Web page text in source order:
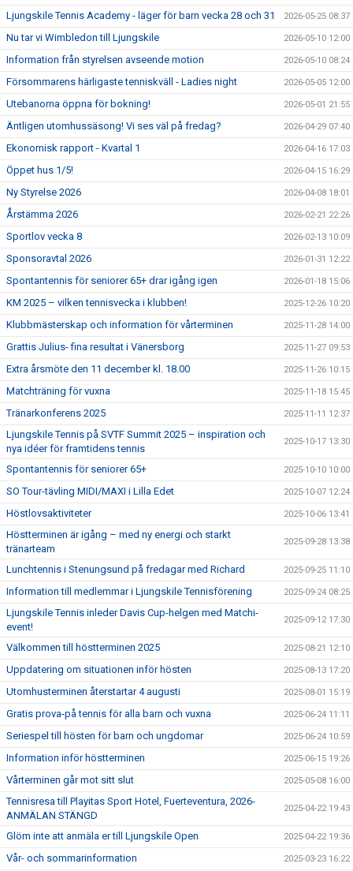
Ljungskile Tennis Academy - läger för barn vecka 28 och 31 2026-05-25 08:37
Nu tar vi Wimbledon till Ljungskile 2026-05-10 12:00
Information från styrelsen avseende motion 2026-05-10 08:24
Försommarens härligaste tenniskväll - Ladies night 2026-05-05 12:00
Utebanorna öppna för bokning! 2026-05-01 21:55
Äntligen utomhussäsong! Vi ses väl på fredag? 2026-04-29 07:40
Ekonomisk rapport - Kvartal 1 2026-04-16 17:03
Öppet hus 1/5! 2026-04-15 16:29
Ny Styrelse 2026 2026-04-08 18:01
Årstämma 2026 2026-02-21 22:26
Sportlov vecka 8 2026-02-13 10:09
Sponsoravtal 2026 2026-01-31 12:22
Spontantennis för seniorer 65+ drar igång igen 2026-01-18 15:06
KM 2025 – vilken tennisvecka i klubben! 2025-12-26 10:20
Klubbmästerskap och information för vårterminen 2025-11-28 14:00
Grattis Julius- fina resultat i Vänersborg 2025-11-27 09:53
Extra årsmöte den 11 december kl. 18.00 2025-11-26 10:15
Matchträning för vuxna 2025-11-18 15:45
Tränarkonferens 2025 2025-11-11 12:37
Ljungskile Tennis på SVTF Summit 2025 – inspiration och
nya idéer för framtidens tennis
2025-10-17 13:30
Spontantennis för seniorer 65+ 2025-10-10 10:00
SO Tour-tävling MIDI/MAXI i Lilla Edet 2025-10-07 12:24
Höstlovsaktiviteter 2025-10-06 13:41
Höstterminen är igång – med ny energi och starkt
tränarteam
2025-09-28 13:38
Lunchtennis i Stenungsund på fredagar med Richard 2025-09-25 11:10
Information till medlemmar i Ljungskile Tennisförening 2025-09-24 08:25
Ljungskile Tennis inleder Davis Cup-helgen med Matchi-
event!
2025-09-12 17:30
Välkommen till höstterminen 2025 2025-08-21 12:10
Uppdatering om situationen inför hösten 2025-08-13 17:20
Utomhusterminen återstartar 4 augusti 2025-08-01 15:19
Gratis prova-på tennis för alla barn och vuxna 2025-06-24 11:11
Seriespel till hösten för barn och ungdomar 2025-06-24 10:59
Information inför höstterminen 2025-06-15 19:26
Vårterminen går mot sitt slut 2025-05-08 16:00
Tennisresa till Playitas Sport Hotel, Fuerteventura, 2026-
ANMÄLAN STÄNGD
2025-04-22 19:43
Glöm inte att anmäla er till Ljungskile Open 2025-04-22 19:36
Vår- och sommarinformation 2025-03-23 16:22